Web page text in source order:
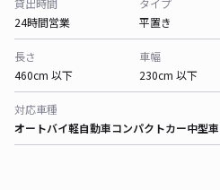
貸出時間
24時間営業
タイプ
平置き
長さ
460cm 以下
車幅
230cm 以下
対応車種
オートバイ軽自動車コンパクトカー中型車